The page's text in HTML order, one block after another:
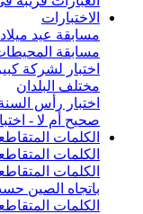
الاختبارات
مسابقة عيد ميلاد
مسابقة
اختبار لشركة
مختلف البلدان
اختبار رأس
صحيح أم لا -
الكلمات
الكلمات
الكلمات
باتجاه الصين
الكلمات